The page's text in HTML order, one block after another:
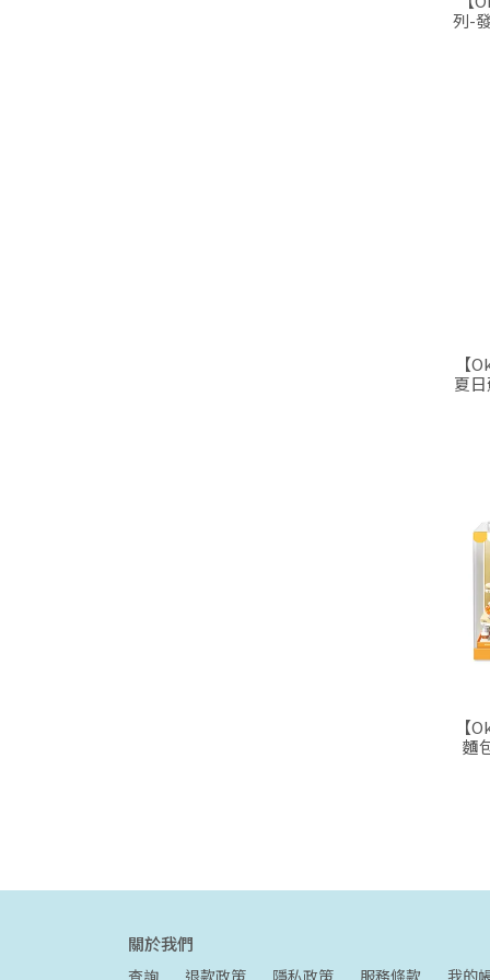
列-
【
夏
【
麵
關於我們